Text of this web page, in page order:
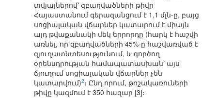
տվյալներով՝ զբաղվածների թիվը
Հայաստանում գերազանցում է 1,1 մլն-ը, բայց
սոցիալական վճարներ կատարում է միայն
այդ թվաքանակի մեկ երրորդը (հարկ է հաշվի
առնել, որ զբաղվածների 45%-ը հաշվառված է
գյուղատնտեսությունում, և գործող
օրենսդրության համապատասխան՝ այս
ճյուղում սոցիալական վճարներ չեն
կատարվում)2։ Ընդ որում, թոշակառուների
թիվը կազմում է 350 հազար [3]։